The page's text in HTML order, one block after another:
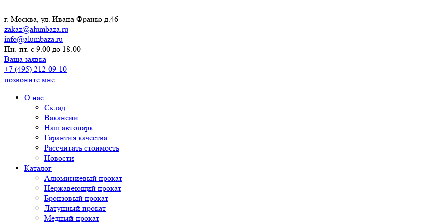
г. Москва, ул. Ивана Франко д.46
zakaz@alumbaza.ru
info@alumbaza.ru
Пн.-пт. с 9.00 до 18.00
Ваша заявка
+7 (495) 212-09-10
позвоните мне
О нас
Склад
Вакансии
Наш автопарк
Гарантия качества
Рассчитать стоимость
Новости
Каталог
Алюминиевый прокат
Нержавеющий прокат
Бронзовый прокат
Латунный прокат
Медный прокат